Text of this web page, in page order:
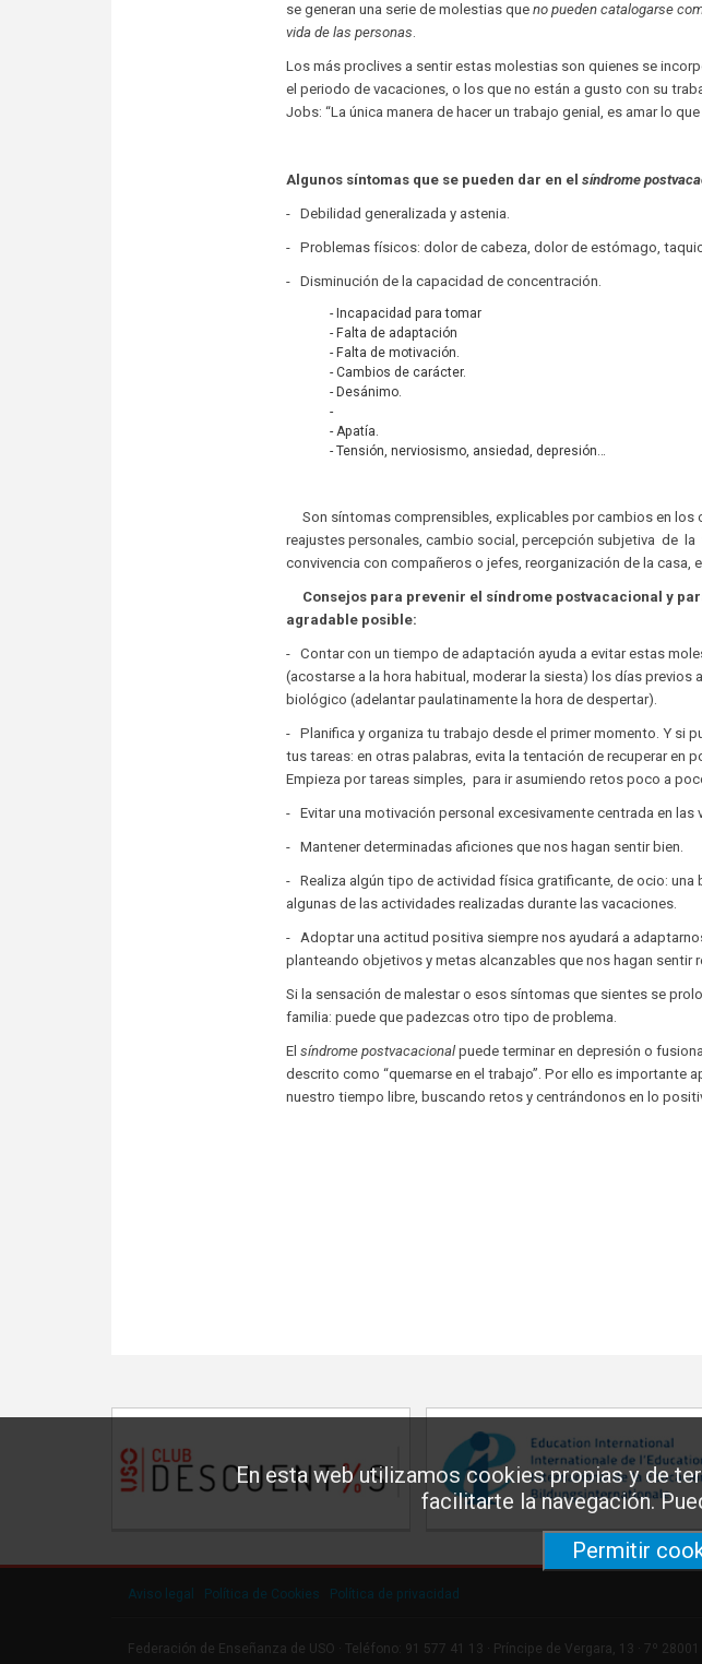
En esta web utilizamos cookies propias y de
facilitarte la navegación.
Permitir
se generan una serie de molestias queno pueden catalogarse
vida de las personas.
Los más proclives a sentir estas molestias son quienes se
el periodo de vacaciones, o los que no están a gusto con su
Jobs: “La única manera de hacer un trabajo genial, es amar lo que
Algunos síntomas que se pueden dar en elsíndrome
- Debilidad generalizada y astenia.
- Problemas físicos: dolor de cabeza, dolor de estómago,
- Disminución de la capacidad de concentración.
- Incapacidad para tomar
- Falta de adaptación
- Falta de motivación.
- Cambios de carácter.
- Desánimo.
-
- Apatía.
- Tensión, nerviosismo, ansiedad, depresión…
Son síntomas comprensibles, explicables por cambios en los
reajustes personales, cambio social, percepción subjetiva de
convivencia con compañeros o jefes, reorganización de la casa,
Consejos para prevenir el síndrome postvacacional y
agradable posible:
- Contar con un tiempo de adaptación ayuda a evitar estas
(acostarse a la hora habitual, moderar la siesta) los días previos
biológico (adelantar paulatinamente la hora de despertar).
- Planifica y organiza tu trabajo desde el primer momento. Y si
tus tareas: en otras palabras, evita la tentación de recuperar en
Empieza por tareas simples, para ir asumiendo retos poco a
- Evitar una motivación personal excesivamente centrada en las
- Mantener determinadas aficiones que nos hagan sentir bien.
- Realiza algún tipo de actividad física gratificante, de ocio: una
algunas de las actividades realizadas durante las vacaciones.
- Adoptar una actitud positiva siempre nos ayudará a
planteando objetivos y metas alcanzables que nos hagan sentir
Si la sensación de malestar o esos síntomas que sientes se
familia: puede que padezcas otro tipo de problema.
Elsíndrome postvacacionalpuede terminar en depresión o
descrito como “quemarse en el trabajo”. Por ello es importante
nuestro tiempo libre, buscando retos y centrándonos en lo
Aviso legal Política de Cookies Política de privacidad
Federación de Enseñanza de USO · Teléfono: 91 577 41 13 · Príncipe de Vergara, 13 · 7º 28001